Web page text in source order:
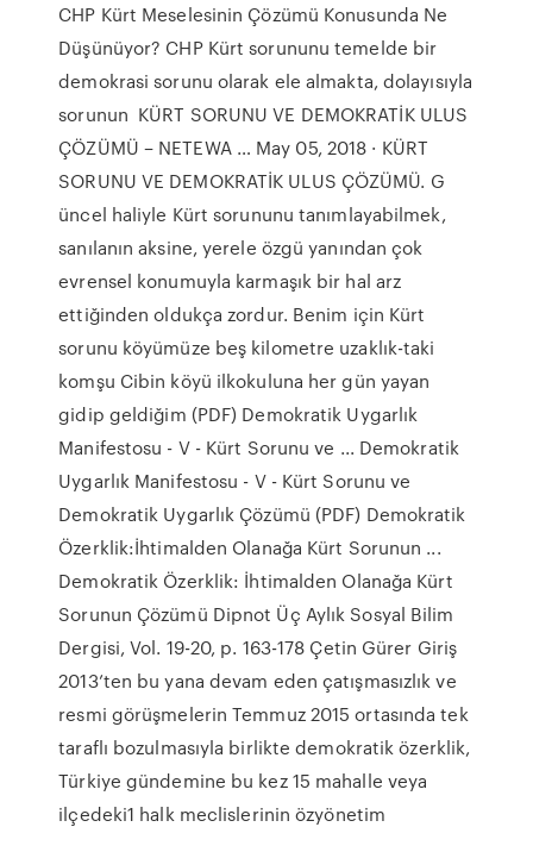
CHP Kürt Meselesinin Çözümü Konusunda Ne
Düşünüyor? CHP Kürt sorununu temelde bir
demokrasi sorunu olarak ele almakta, dolayısıyla
sorunun KÜRT SORUNU VE DEMOKRATİK ULUS
ÇÖZÜMÜ – NETEWA … May 05, 2018 · KÜRT
SORUNU VE DEMOKRATİK ULUS ÇÖZÜMÜ. G
üncel haliyle Kürt sorununu tanımlayabilmek,
sanılanın aksine, yerele özgü yanından çok
evrensel konumuyla karmaşık bir hal arz
ettiğinden oldukça zordur. Benim için Kürt
sorunu köyümüze beş kilometre uzaklık-taki
komşu Cibin köyü ilkokuluna her gün yayan
gidip geldiğim (PDF) Demokratik Uygarlık
Manifestosu - V - Kürt Sorunu ve ... Demokratik
Uygarlık Manifestosu - V - Kürt Sorunu ve
Demokratik Uygarlık Çözümü (PDF) Demokratik
Özerklik:İhtimalden Olanağa Kürt Sorunun ...
Demokratik Özerklik: İhtimalden Olanağa Kürt
Sorunun Çözümü Dipnot Üç Aylık Sosyal Bilim
Dergisi, Vol. 19-20, p. 163-178 Çetin Gürer Giriş
2013’ten bu yana devam eden çatışmasızlık ve
resmi görüşmelerin Temmuz 2015 ortasında tek
taraflı bozulmasıyla birlikte demokratik özerklik,
Türkiye gündemine bu kez 15 mahalle veya
ilçedeki1 halk meclislerinin özyönetim